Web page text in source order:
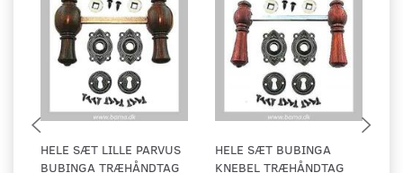
HELE SÆT LILLE PARVUS
BUBINGA TRÆHÅNDTAG
HELE SÆT BUBINGA
KNEBEL TRÆHÅNDTAG